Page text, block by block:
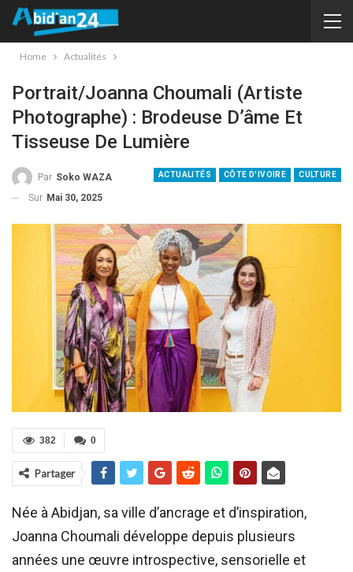
Home Actualités
Portrait/Joanna Choumali (Artiste
Photographe) : Brodeuse D’âme Et
Tisseuse De Lumière
ACTUALITÉS CÔTE D'IVOIRE CULTURE
Par Soko WAZA
Sur Mai 30, 2025
0
382
Partager
Née à Abidjan, sa ville d’ancrage et d’inspiration,
Joanna Choumali développe depuis plusieurs
années une œuvre introspective, sensorielle et